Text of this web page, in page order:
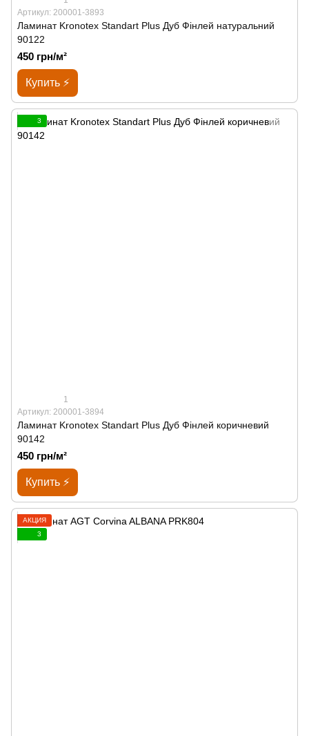
Артикул: 200001-3893
Ламинат Kronotex Standart Plus Дуб Фінлей натуральний
90122
450 грн/м²
Купить ⚡
3
1
Артикул: 200001-3894
Ламинат Kronotex Standart Plus Дуб Фінлей коричневий
90142
450 грн/м²
Купить ⚡
АКЦИЯ
3